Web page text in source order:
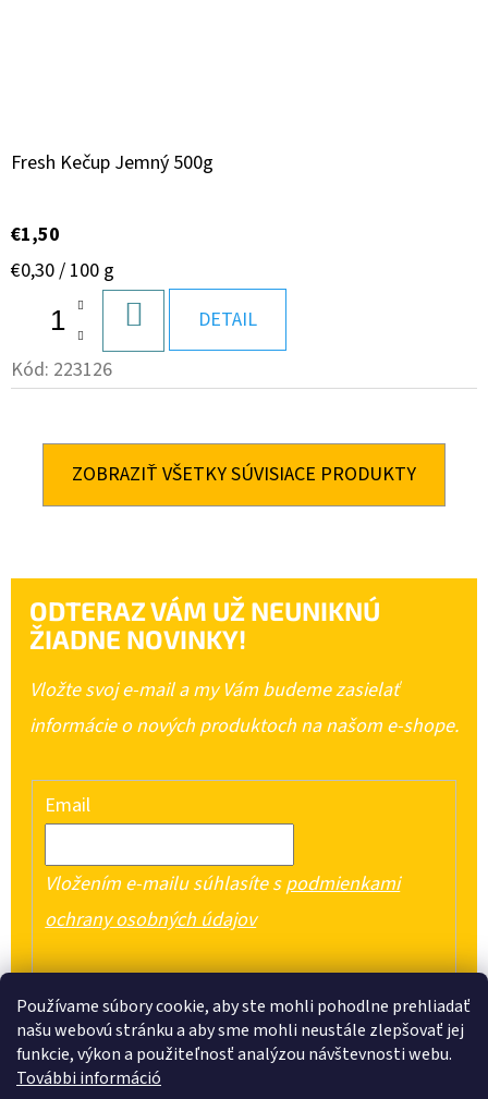
Používame súbory cookie, aby ste mohli pohodlne prehliadať
našu webovú stránku a aby sme mohli neustále zlepšovať jej
funkcie, výkon a použiteľnosť analýzou návštevnosti webu.
További információ
Fresh Kečup Jemný 500g
€1,50
Jednotková
€0,30 / 100 g
KOŠÍKA
DETAIL
Kód: 223126
ZOBRAZIŤ VŠETKY SÚVISIACE PRODUKTY
ODTERAZ VÁM UŽ NEUNIKNÚ
ŽIADNE NOVINKY!
Vložte svoj e-mail a my Vám budeme zasielať
informácie o nových produktoch na našom e-shope.
Email
Vložením e-mailu súhlasíte spodmienkami
ochrany osobných údajov
PRIHLÁSIŤ SA